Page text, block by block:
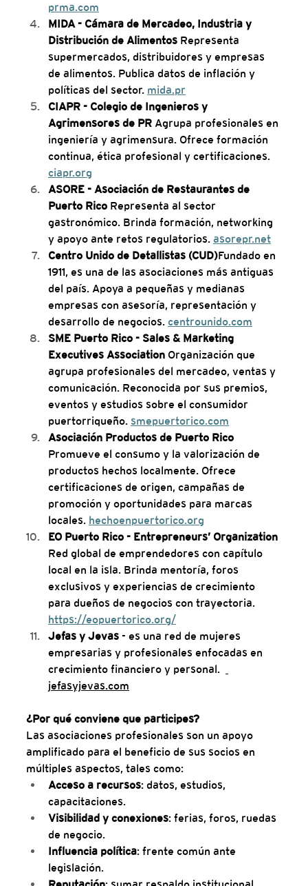
prma.com
MIDA - Cámara de Mercadeo, Industria y
Distribución de Alimentos Representa
supermercados, distribuidores y empresas
de alimentos. Publica datos de inflación y
políticas del sector. mida.pr
CIAPR - Colegio de Ingenieros y
Agrimensores de PR Agrupa profesionales en
ingeniería y agrimensura. Ofrece formación
continua, ética profesional y certificaciones.
ciapr.org
ASORE - Asociación de Restaurantes de
Puerto Rico Representa al sector
gastronómico. Brinda formación, networking
y apoyo ante retos regulatorios. asorepr.net
Centro Unido de Detallistas (CUD)Fundado en
1911, es una de las asociaciones más antiguas
del país. Apoya a pequeñas y medianas
empresas con asesoría, representación y
desarrollo de negocios. centrounido.com
SME Puerto Rico - Sales & Marketing
Executives Association Organización que
agrupa profesionales del mercadeo, ventas y
comunicación. Reconocida por sus premios,
eventos y estudios sobre el consumidor
puertorriqueño. smepuertorico.com
Asociación Productos de Puerto Rico
Promueve el consumo y la valorización de
productos hechos localmente. Ofrece
certificaciones de origen, campañas de
promoción y oportunidades para marcas
locales. hechoenpuertorico.org
EO Puerto Rico - Entrepreneurs’ Organization
Red global de emprendedores con capítulo
local en la isla. Brinda mentoría, foros
exclusivos y experiencias de crecimiento
para dueños de negocios con trayectoria.
https://eopuertorico.org/
Jefas y Jevas - es una red de mujeres
empresarias y profesionales enfocadas en
crecimiento financiero y personal.
jefasyjevas.com
¿Por qué conviene que participes?
Las asociaciones profesionales son un apoyo
amplificado para el beneficio de sus socios en
múltiples aspectos, tales como:
Acceso a recursos: datos, estudios,
capacitaciones.
Visibilidad y conexiones: ferias, foros, ruedas
de negocio.
Influencia política: frente común ante
legislación.